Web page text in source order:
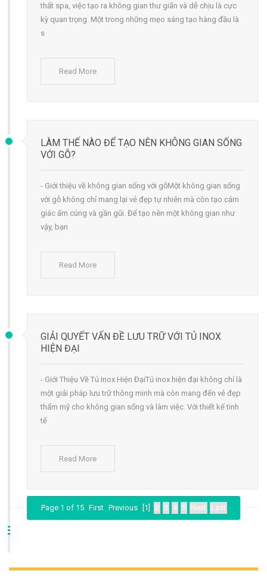
thất spa, việc tạo ra không gian thư giãn và dễ chịu là cực
kỳ quan trọng. Một trong những mẹo sáng tạo hàng đầu là
s
Read More
LÀM THẾ NÀO ĐỂ TẠO NÊN KHÔNG GIAN SỐNG
VỚI GỖ?
- Giới thiệu về không gian sống với gỗMột không gian sống
với gỗ không chỉ mang lại vẻ đẹp tự nhiên mà còn tạo cảm
giác ấm cúng và gần gũi. Để tạo nên một không gian như
vậy, bạn
Read More
GIẢI QUYẾT VẤN ĐỀ LƯU TRỮ VỚI TỦ INOX
HIỆN ĐẠI
- Giới Thiệu Về Tủ Inox Hiện ĐạiTủ inox hiện đại không chỉ là
một giải pháp lưu trữ thông minh mà còn mang đến vẻ đẹp
thẩm mỹ cho không gian sống và làm việc. Với thiết kế tinh
tế
Read More
Page 1 of 15 First Previous [1] 2 3 4 5 Next Last